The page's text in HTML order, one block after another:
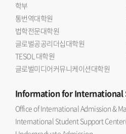
학부
통번역대학원
법학전문대학원
글로벌공공리더십대학원
TESOL 대학원
글로벌미디어커뮤니케이션대학원
Informationfor International
Office of International Admission &
International Student Support